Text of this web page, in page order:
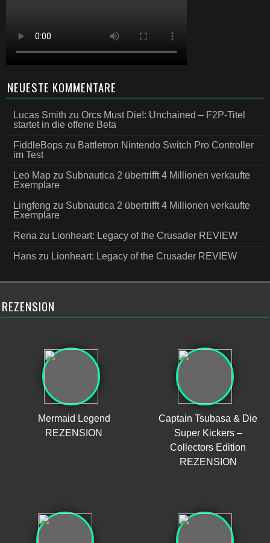
NEUESTE KOMMENTARE
Lucas Smith zu Orcs Must Die!: Unchained – F2P-Titel
startet in die offene Beta
FiddleBops zu Battletron Nintendo Switch Pro Controller
im Test
Leo Map zu Subnautica 2 übertrifft 4 Millionen verkaufte
Exemplare
Lingfeng zu Subnautica 2 übertrifft 4 Millionen verkaufte
Exemplare
Rena zu Lionheart: Legacy of the Crusader REVIEW
Hans zu Lionheart: Legacy of the Crusader REVIEW
REZENSION
Mermaid Legend
REZENSION
Captain Tsubasa & Die
Super Kickers –
Collectors Edition
REZENSION